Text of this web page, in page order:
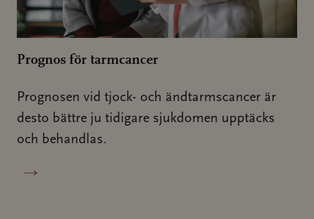
Prognos för tarmcancer
Prognosen vid tjock- och ändtarmscancer är
desto bättre ju tidigare sjukdomen upptäcks
och behandlas.
→